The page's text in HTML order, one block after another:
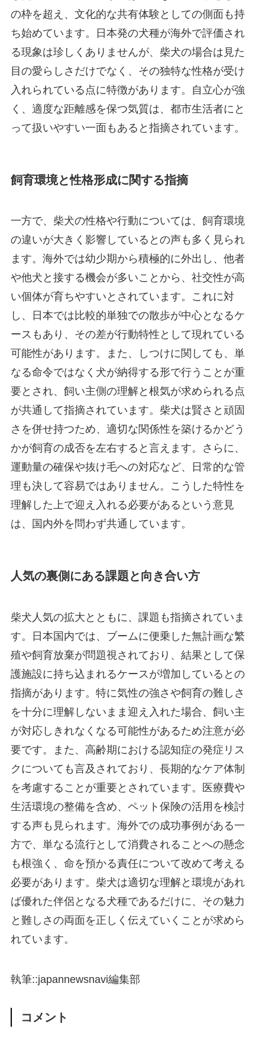
の枠を超え、文化的な共有体験としての側面も持
ち始めています。日本発の犬種が海外で評価され
る現象は珍しくありませんが、柴犬の場合は見た
目の愛らしさだけでなく、その独特な性格が受け
入れられている点に特徴があります。自立心が強
く、適度な距離感を保つ気質は、都市生活者にと
って扱いやすい一面もあると指摘されています。
飼育環境と性格形成に関する指摘
一方で、柴犬の性格や行動については、飼育環境
の違いが大きく影響しているとの声も多く見られ
ます。海外では幼少期から積極的に外出し、他者
や他犬と接する機会が多いことから、社交性が高
い個体が育ちやすいとされています。これに対
し、日本では比較的単独での散歩が中心となるケ
ースもあり、その差が行動特性として現れている
可能性があります。また、しつけに関しても、単
なる命令ではなく犬が納得する形で行うことが重
要とされ、飼い主側の理解と根気が求められる点
が共通して指摘されています。柴犬は賢さと頑固
さを併せ持つため、適切な関係性を築けるかどう
かが飼育の成否を左右すると言えます。さらに、
運動量の確保や抜け毛への対応など、日常的な管
理も決して容易ではありません。こうした特性を
理解した上で迎え入れる必要があるという意見
は、国内外を問わず共通しています。
人気の裏側にある課題と向き合い方
柴犬人気の拡大とともに、課題も指摘されていま
す。日本国内では、ブームに便乗した無計画な繁
殖や飼育放棄が問題視されており、結果として保
護施設に持ち込まれるケースが増加しているとの
指摘があります。特に気性の強さや飼育の難しさ
を十分に理解しないまま迎え入れた場合、飼い主
が対応しきれなくなる可能性があるため注意が必
要です。また、高齢期における認知症の発症リス
クについても言及されており、長期的なケア体制
を考慮することが重要とされています。医療費や
生活環境の整備を含め、ペット保険の活用を検討
する声も見られます。海外での成功事例がある一
方で、単なる流行として消費されることへの懸念
も根強く、命を預かる責任について改めて考える
必要があります。柴犬は適切な理解と環境があれ
ば優れた伴侶となる犬種であるだけに、その魅力
と難しさの両面を正しく伝えていくことが求めら
れています。
執筆::japannewsnavi編集部
コメント